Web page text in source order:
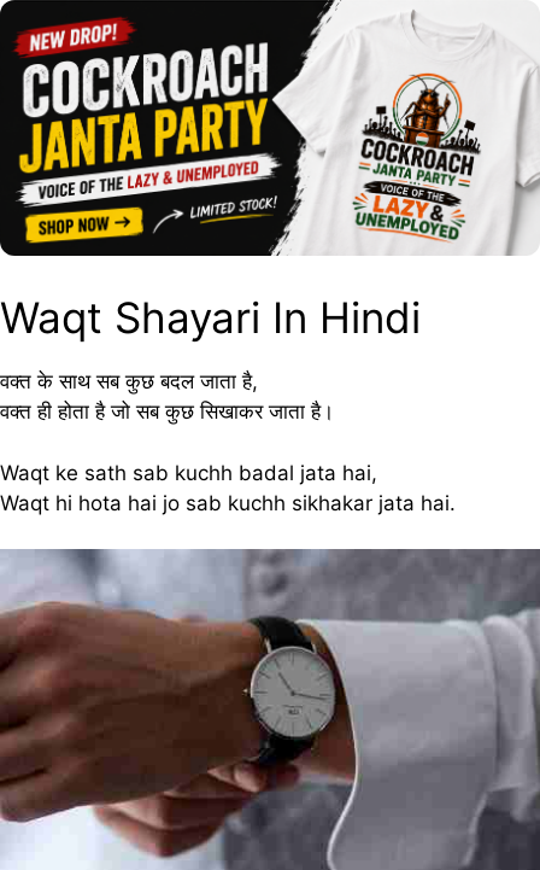
Waqt Shayari In Hindi
वक्त के साथ सब कुछ बदल जाता है,
वक्त ही होता है जो सब कुछ सिखाकर जाता है।
Waqt ke sath sab kuchh badal jata hai,
Waqt hi hota hai jo sab kuchh sikhakar jata hai.